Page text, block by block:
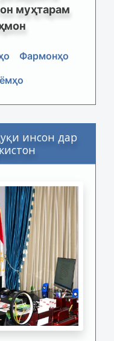
муҳтарам
Фармонҳо
инсон дар